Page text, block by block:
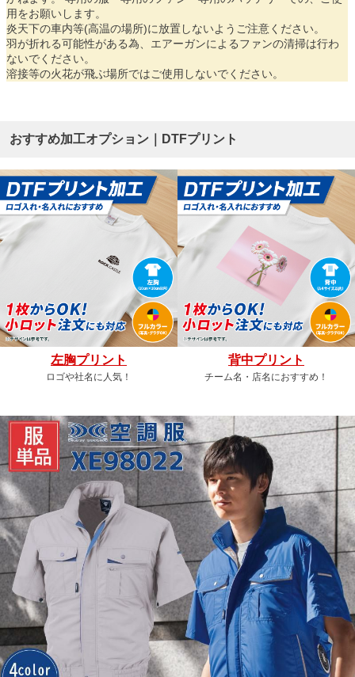
用をお願いします。
炎天下の車内等(高温の場所)に放置しないようご注意ください。
羽が折れる可能性がある為、エアーガンによるファンの清掃は行わ
ないでください。
溶接等の火花が飛ぶ場所ではご使用しないでください。
おすすめ加工オプション｜DTFプリント
左胸プリント
ロゴや社名に人気！
背中プリント
チーム名・店名におすすめ！